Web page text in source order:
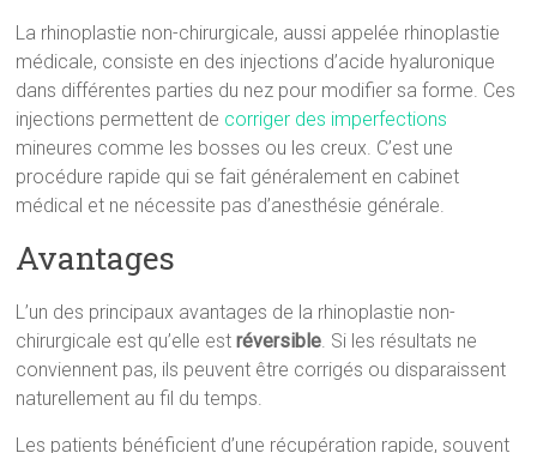
La rhinoplastie non-chirurgicale, aussi appelée rhinoplastie
médicale, consiste en des injections d’acide hyaluronique
dans différentes parties du nez pour modifier sa forme. Ces
injections permettent de corriger des imperfections
mineures comme les bosses ou les creux. C’est une
procédure rapide qui se fait généralement en cabinet
médical et ne nécessite pas d’anesthésie générale.
Avantages
L’un des principaux avantages de la rhinoplastie non-
chirurgicale est qu’elle estréversible. Si les résultats ne
conviennent pas, ils peuvent être corrigés ou disparaissent
naturellement au fil du temps.
Les patients bénéficient d’une récupération rapide, souvent